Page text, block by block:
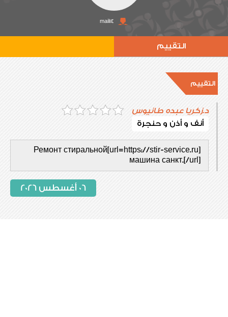
mail14
التقييم
التقييم
د.زكريا عبده طانيوس
أنف و أذن و حنجرة
[url=https://stir-service.ru]Ремонт стиральной
машина санкт.[/url]
06 أغسطس 2026